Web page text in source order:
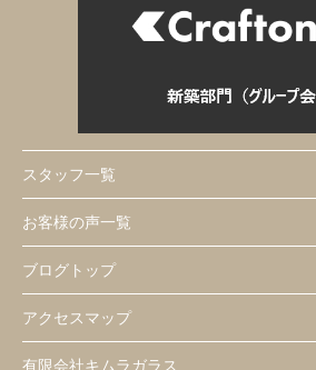
スタッフ一覧
お客様の声一覧
ブログトップ
アクセスマップ
有限会社キムラガラス